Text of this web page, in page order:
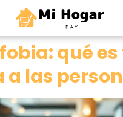
0
qué
a las